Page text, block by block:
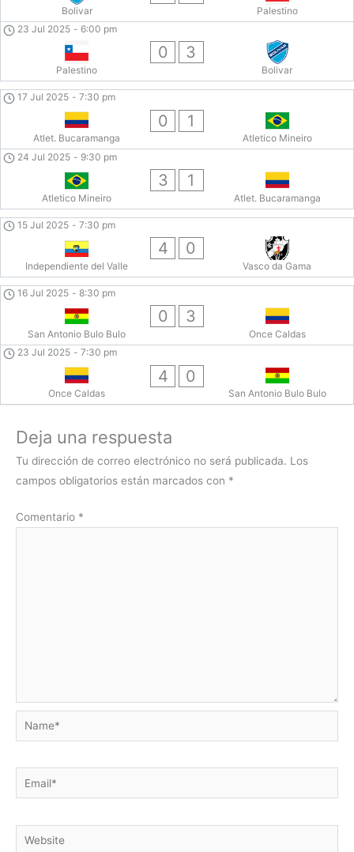
Bolivar
Palestino
23 Jul 2025 - 6:00 pm
Palestino
0 3
Bolivar
17 Jul 2025 - 7:30 pm
Atlet. Bucaramanga
0 1
Atletico Mineiro
24 Jul 2025 - 9:30 pm
Atletico Mineiro
3 1
Atlet. Bucaramanga
15 Jul 2025 - 7:30 pm
Independiente del Valle
4 0
Vasco da Gama
16 Jul 2025 - 8:30 pm
San Antonio Bulo Bulo
0 3
Once Caldas
23 Jul 2025 - 7:30 pm
Once Caldas
4 0
San Antonio Bulo Bulo
Deja una respuesta
Tu dirección de correo electrónico no será publicada. Los
campos obligatorios están marcados con *
Comentario *
Name*
Email*
Website